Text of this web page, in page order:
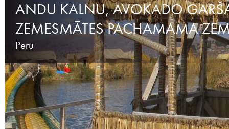
ANDU KALNU, AVOKADO
ZEMESMĀTES PACHAMAMA
Peru